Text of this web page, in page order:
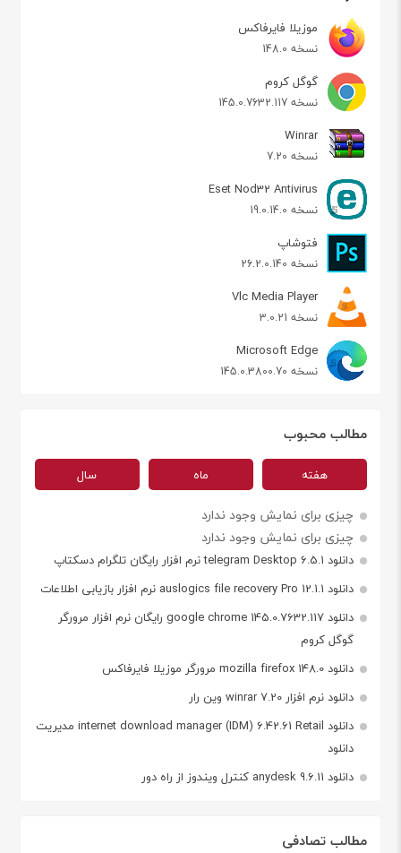
موزیلا فایرفاکس
نسخه 148.0
گوگل کروم
نسخه 145.0.7632.117
Winrar
نسخه 7.20
Eset Nod32 Antivirus
نسخه 19.0.14.0
فتوشاپ
نسخه 26.2.0.140
Vlc Media Player
نسخه 3.0.21
Microsoft Edge
نسخه 145.0.3800.70
مطالب محبوب
هفته ماه سال
چیزی برای نمایش وجود ندارد
چیزی برای نمایش وجود ندارد
دانلود telegram Desktop 6.5.1 نرم افزار رایگان تلگرام دسکتاپ
دانلود auslogics file recovery Pro 12.1.1 نرم افزار بازیابی اطلاعات
دانلود google chrome 145.0.7632.117 رایگان نرم افزار مرورگر
گوگل کروم
دانلود mozilla firefox 148.0 مرورگر موزیلا فایرفاکس
دانلود نرم افزار winrar 7.20 وین رار
دانلود internet download manager (IDM) 6.42.61 Retail مدیریت
دانلود
دانلود anydesk 9.6.11 کنترل ویندوز از راه دور
مطالب تصادفی